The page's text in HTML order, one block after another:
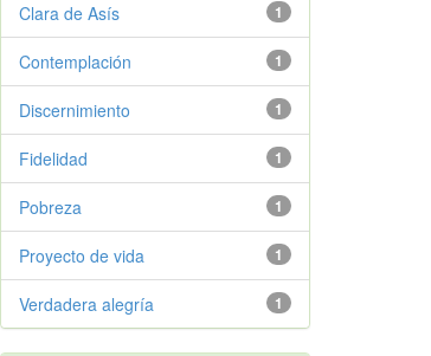
1
Clara de Asís
1
Contemplación
1
Discernimiento
1
Fidelidad
1
Pobreza
1
Proyecto de vida
1
Verdadera alegría